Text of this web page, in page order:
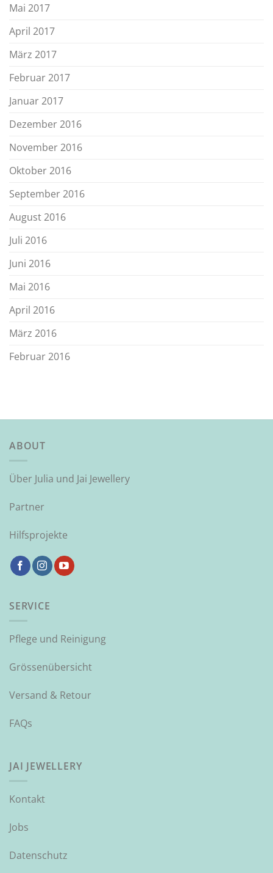
Mai 2017
April 2017
März 2017
Februar 2017
Januar 2017
Dezember 2016
November 2016
Oktober 2016
September 2016
August 2016
Juli 2016
Juni 2016
Mai 2016
April 2016
März 2016
Februar 2016
ABOUT
Über Julia und Jai Jewellery
Partner
Hilfsprojekte
SERVICE
Pflege und Reinigung
Grössenübersicht
Versand & Retour
FAQs
JAI JEWELLERY
Kontakt
Jobs
Datenschutz